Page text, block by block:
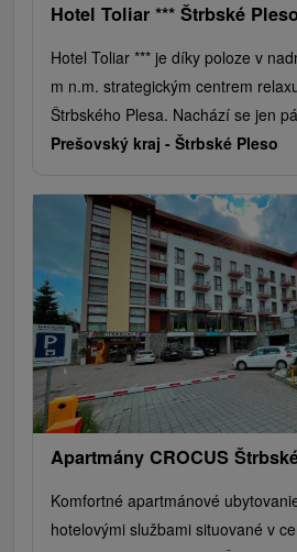
Hotel Toliar *** Štrbské
Hotel Toliar *** je díky poloze v
m n.m. strategickým centrem
Štrbského Plesa. Nachází se jen
Prešovský kraj - Štrbské Pleso
Apartmány CROCUS
Komfortné apartmánové
hotelovými službami situované v